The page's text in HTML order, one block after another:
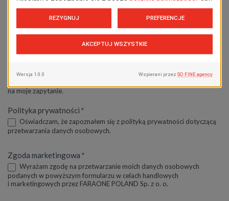
Zgadzam się na przechowywanie przesłanych przeze mnie
na moje zapytanie.
Polityka prywatności *
Oświadczam, że zapoznałem się z polityką prywatności dotyczącą
przetwarzania danych osobowych.
Zgoda marketingowa *
Wyrażam zgodę na przetwarzanie moich danych osobowych
podanych w powyższym formularzu w celach handlowych
i marketingowych przez FARAONE POLAND Sp. z o. o.